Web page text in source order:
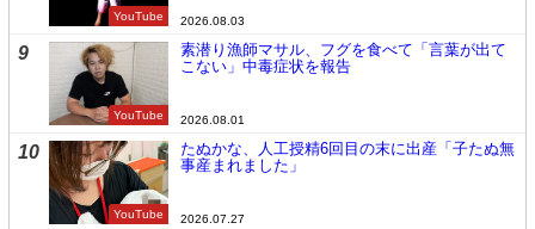
YouTube 2026.08.03
9
YouTube
素潜り漁師マサル、フグを食べて「言葉が出て
こない」中毒症状を報告
2026.08.01
10
YouTube
たぬかな、人工授精6回目の末に出産「子たぬ無
事産まれました」
2026.07.27